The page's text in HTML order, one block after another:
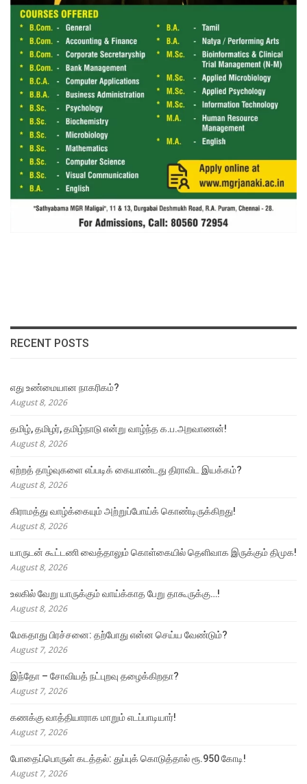
RECENT POSTS
எது உண்மையான நாகரிகம்?
August 8, 2026
தமிழ், தமிழர், தமிழ்நாடு என்று வாழ்ந்த க.ப.அறவாணன்!
August 8, 2026
ஏற்றத் தாழ்வுகளை எப்படிக் கையாண்டது திராவிட இயக்கம்?
August 8, 2026
கிராமத்து வாழ்க்கையும் அற்றுப்போய்க் கொண்டிருக்கிறது!
August 8, 2026
யாருடன் கூட்டணி வைத்தாலும் கொள்கையில் தெளிவாக இருக்கும் திமுக!
August 8, 2026
உலகில் வேறு யாருக்கும் வாய்க்காத பேறு தாகூருக்கு…!
August 8, 2026
மேகதாது பிரச்சனை: தற்போது என்ன செய்ய வேண்டும்?
August 7, 2026
இந்தோ – சோவியத் நட்புறவு தழைக்கிறதா?
August 7, 2026
கணக்கு வாத்தியாராக மாறும் எடப்பாடியார்!
August 7, 2026
போதைப்பொருள் கடத்தல்: துப்புக் கொடுத்தால் ரூ.950 கோடி!
August 7, 2026